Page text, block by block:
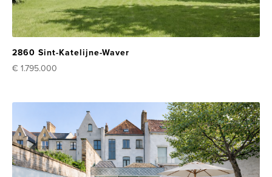
2860 Sint-Katelijne-Waver
€ 1.795.000